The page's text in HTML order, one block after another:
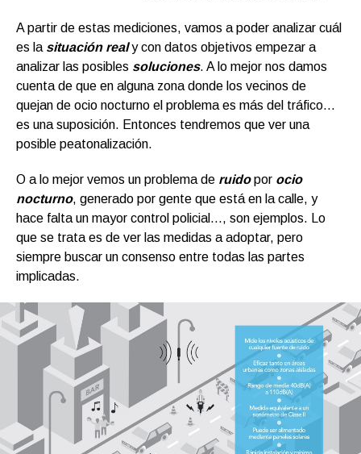
A partir de estas mediciones, vamos a poder analizar cuál
es la situación real y con datos objetivos empezar a
analizar las posibles soluciones. A lo mejor nos damos
cuenta de que en alguna zona donde los vecinos de
quejan de ocio nocturno el problema es más del tráfico…
es una suposición. Entonces tendremos que ver una
posible peatonalización.
O a lo mejor vemos un problema de ruidopor ocio
nocturno, generado por gente que está en la calle, y
hace falta un mayor control policial…, son ejemplos. Lo
que se trata es de ver las medidas a adoptar, pero
siempre buscar un consenso entre todas las partes
implicadas.